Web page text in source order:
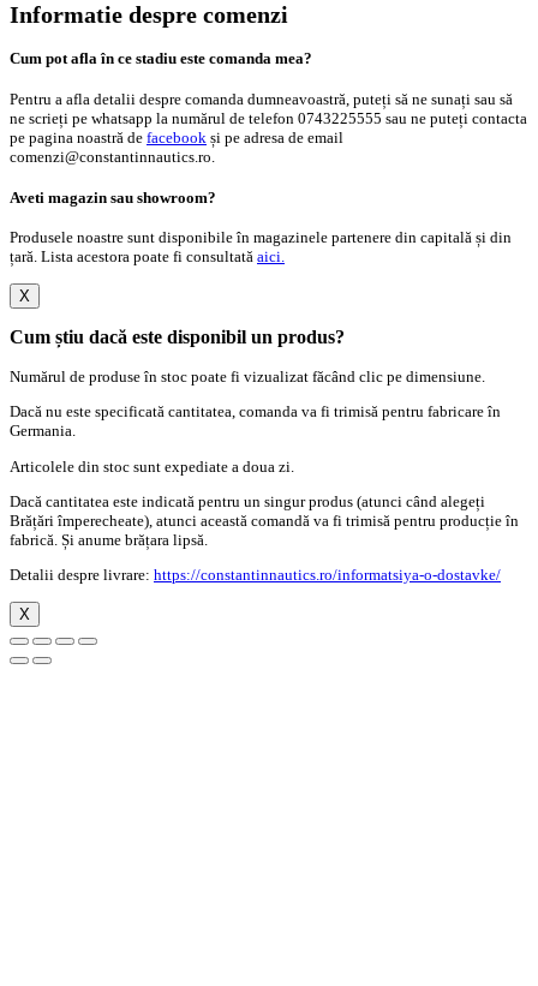
Informatie despre comenzi
Cum pot afla în ce stadiu este comanda mea?
Pentru a afla detalii despre comanda dumneavoastră, puteți să ne sunați sau să
ne scrieți pe whatsapp la numărul de telefon 0743225555 sau ne puteți contacta
pe pagina noastră de facebook și pe adresa de email
comenzi@constantinnautics.ro.
Aveti magazin sau showroom?
Produsele noastre sunt disponibile în magazinele partenere din capitală și din
țară. Lista acestora poate fi consultată aici.
X
Cum știu dacă este disponibil un produs?
Numărul de produse în stoc poate fi vizualizat făcând clic pe dimensiune.
Dacă nu este specificată cantitatea, comanda va fi trimisă pentru fabricare în
Germania.
Articolele din stoc sunt expediate a doua zi.
Dacă cantitatea este indicată pentru un singur produs (atunci când alegeți
Brățări împerecheate), atunci această comandă va fi trimisă pentru producție în
fabrică. Și anume brățara lipsă.
Detalii despre livrare: https://constantinnautics.ro/informatsiya-o-dostavke/
X